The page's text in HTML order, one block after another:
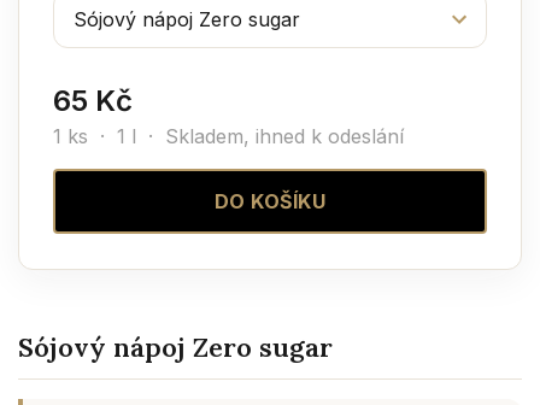
65 Kč
1 ks · 1 l · Skladem, ihned k odeslání
DO KOŠÍKU
Sójový nápoj Zero sugar